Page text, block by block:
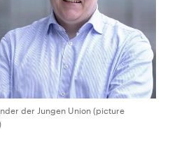
der Jungen Union (picture